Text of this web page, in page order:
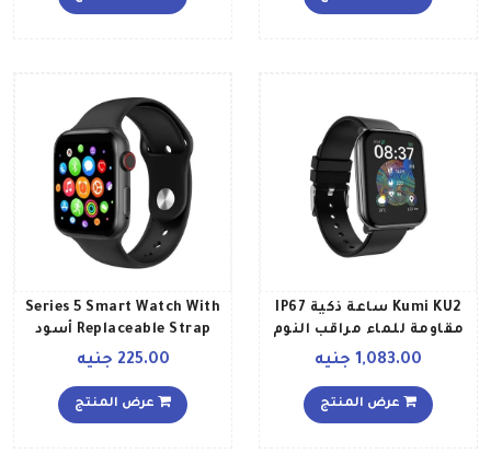
Kumi KU2 ساعة ذكية IP67
مقاومة للماء مراقب النوم
11 وضع رياضي يدعم اللغة
1,083.00 جنيه
عرض المنتج
Series 5 Smart Watch With
Replaceable Strap أسود
225.00 جنيه
عرض المنتج